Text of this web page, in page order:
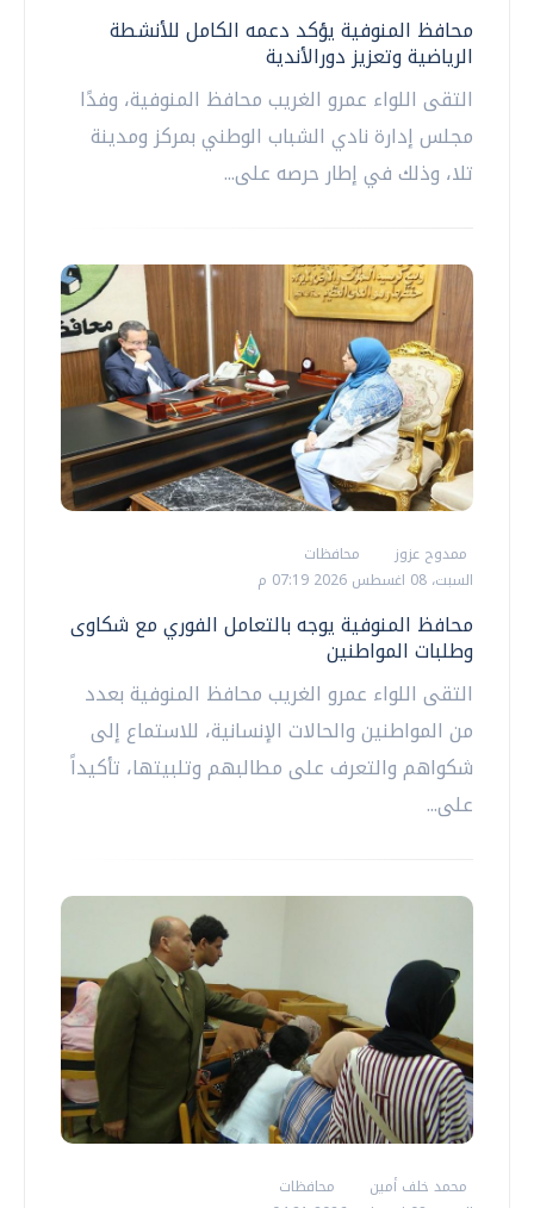
محافظ المنوفية يؤكد دعمه الكامل للأنشطة
الرياضية وتعزيز دورالأندية
التقى اللواء عمرو الغريب محافظ المنوفية، وفدًا
مجلس إدارة نادي الشباب الوطني بمركز ومدينة
تلا، وذلك في إطار حرصه على...
ممدوح عزوز
محافظات
السبت، 08 اغسطس 2026 07:19 م
محافظ المنوفية يوجه بالتعامل الفوري مع شكاوى
وطلبات المواطنين
التقى اللواء عمرو الغريب محافظ المنوفية بعدد
من المواطنين والحالات الإنسانية، للاستماع إلى
شكواهم والتعرف على مطالبهم وتلبيتها، تأكيداً
على...
محمد خلف أمين
محافظات